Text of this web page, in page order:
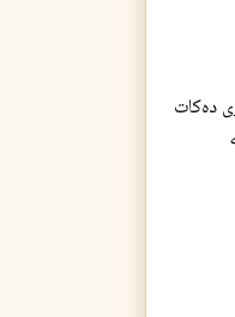
ده‌كات